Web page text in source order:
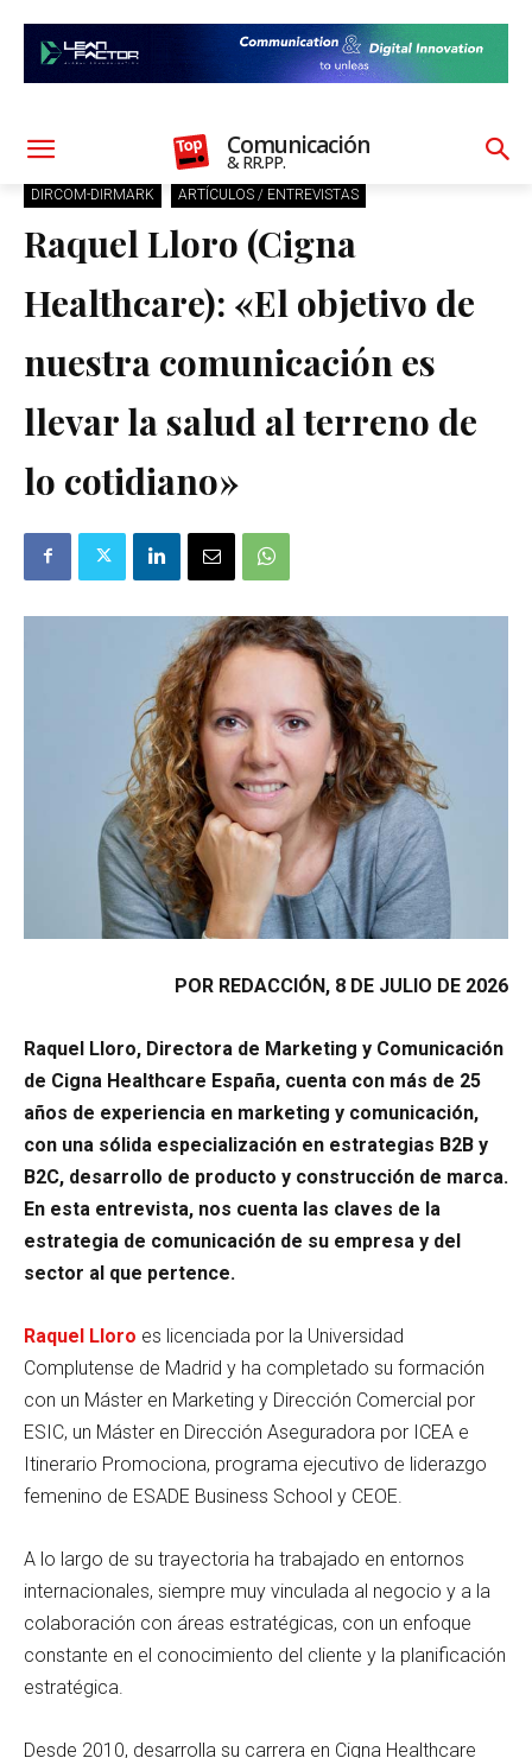
Comunicación
& RR.PP.
DIRCOM-DIRMARK ARTÍCULOS / ENTREVISTAS
Raquel Lloro (Cigna
Healthcare): «El objetivo de
nuestra comunicación es
llevar la salud al terreno de
lo cotidiano»
POR REDACCIÓN, 8 DE JULIO DE 2026
Raquel Lloro, Directora de Marketing y Comunicación
de Cigna Healthcare España, cuenta con más de 25
años de experiencia en marketing y comunicación,
con una sólida especialización en estrategias B2B y
B2C, desarrollo de producto y construcción de marca.
En esta entrevista, nos cuenta las claves de la
estrategia de comunicación de su empresa y del
sector al que pertence.
Raquel Lloro es licenciada por la Universidad
Complutense de Madrid y ha completado su formación
con un Máster en Marketing y Dirección Comercial por
ESIC, un Máster en Dirección Aseguradora por ICEA e
Itinerario Promociona, programa ejecutivo de liderazgo
femenino de ESADE Business School y CEOE.
A lo largo de su trayectoria ha trabajado en entornos
internacionales, siempre muy vinculada al negocio y a la
colaboración con áreas estratégicas, con un enfoque
constante en el conocimiento del cliente y la planificación
estratégica.
Desde 2010, desarrolla su carrera en Cigna Healthcare